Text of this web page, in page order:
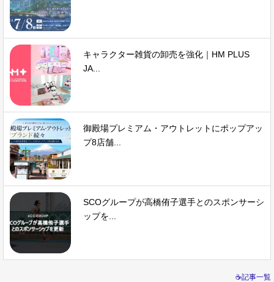
キャラクター雑貨の卸売を強化｜HM PLUS
JA...
御殿場プレミアム・アウトレットにポップアッ
プ8店舗...
SCOグループが高橋侑子選手とのスポンサーシ
ップを...
☕記事一覧